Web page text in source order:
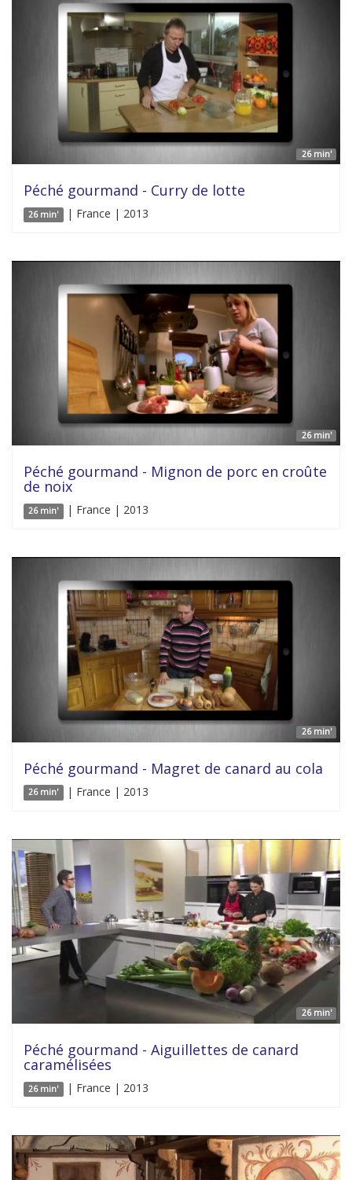
26 min'
Péché gourmand - Curry de lotte
26 min' | France | 2013
26 min'
Péché gourmand - Mignon de porc en croûte
de noix
26 min' | France | 2013
26 min'
Péché gourmand - Magret de canard au cola
26 min' | France | 2013
26 min'
Péché gourmand - Aiguillettes de canard
caramélisées
26 min' | France | 2013